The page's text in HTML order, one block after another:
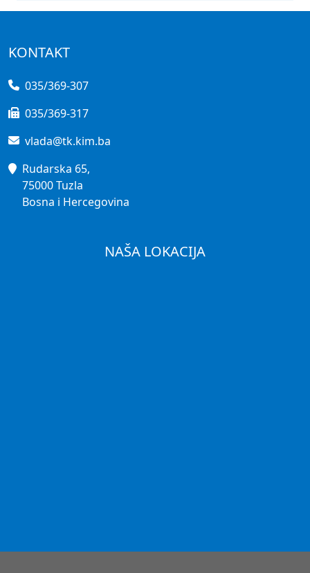
KONTAKT
035/369-307
035/369-317
vlada@tk.kim.ba
Rudarska 65,
75000 Tuzla
Bosna i Hercegovina
NAŠA LOKACIJA